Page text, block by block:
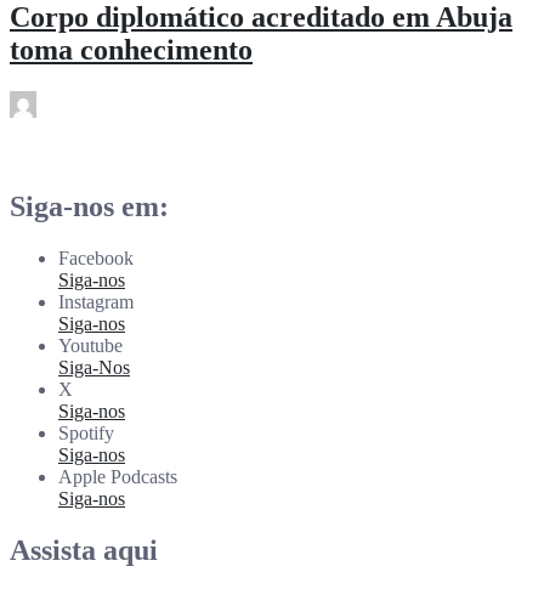
Corpo diplomático acreditado em Abuja
toma conhecimento
Siga-nos em:
Facebook
Siga-nos
Instagram
Siga-nos
Youtube
Siga-Nos
X
Siga-nos
Spotify
Siga-nos
Apple Podcasts
Siga-nos
Assista aqui